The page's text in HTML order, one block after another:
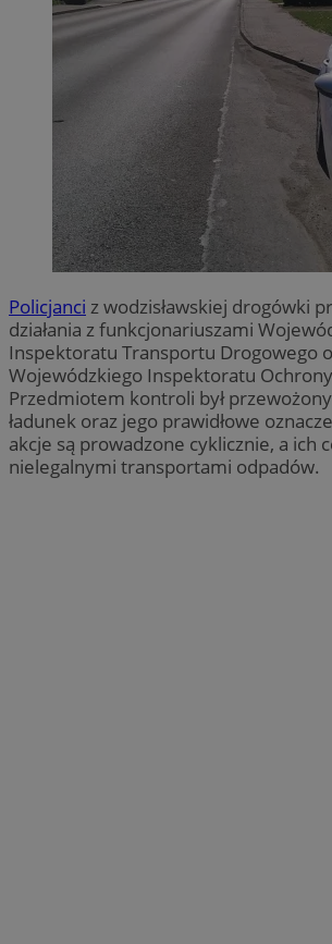
Policjanci z wodzisławskiej drogówki
działania z funkcjonariuszami
Inspektoratu Transportu Drogowego
Wojewódzkiego Inspektoratu
Przedmiotem kontroli był
ładunek oraz jego prawidłowe
akcje są prowadzone cyklicznie, a ich
nielegalnymi transportami odpadów.